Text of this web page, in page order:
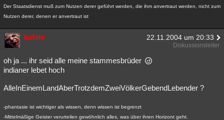
Der Staatsdienst muß zum Nutzen derer geführt werden, die ihm anvertraut werden, nicht zum
Nutzen derer, denen er anvertraut ist
kafate 22.11.2004 um 20:33
Diskussionsleiter
oh ja ... ihr seid alle meine stammesbrüder
indianer lebet hoch
AlleInEinemLandAberTrotzdemZweiVölkerGebendLebender ?
-phantasie ist wichtiger als wissen, denn wissen ist begrenzt
-Mittelmäßige Geister verurteilen gewöhnlich alles, was über ihren Horizont geht.